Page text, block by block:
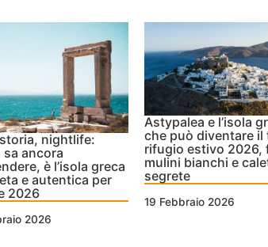
nightlife:
sa ancora
è l’isola greca
e autentica per
2026
2026
Astypalea e l’isola
che può diventare il
rifugio estivo 2026,
mulini bianchi e
segrete
19 Febbraio 2026